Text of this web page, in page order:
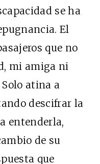
se ha
El
que no
mi amiga ni
atina a
descifrar la
entenderla,
de su
que